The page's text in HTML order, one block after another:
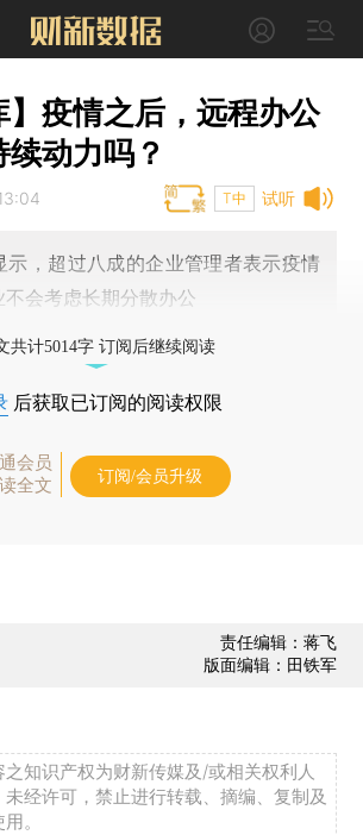
】疫情之后，远程办公
动力吗？
试听
T中
示，超过八成的企业管理者表示疫情
会考虑长期分散办公
共计5014字 订阅后继续阅读
后获取已订阅的阅读权限
会员
全文
订阅/会员升级
责任编辑：蒋飞
版面编辑：田铁军
知识产权为财新传媒及/或相关权利人
经许可，禁止进行转载、摘编、复制及
。